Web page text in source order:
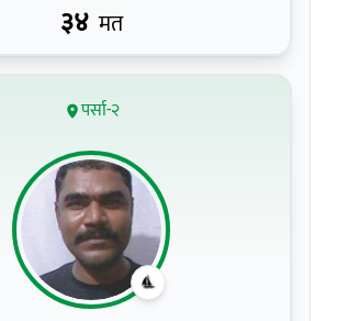
३४ मत
पर्सा-२